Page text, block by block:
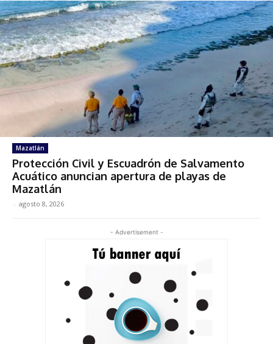
Mazatlán
Protección Civil y Escuadrón de Salvamento
Acuático anuncian apertura de playas de
Mazatlán
- agosto 8, 2026
- Advertisement -